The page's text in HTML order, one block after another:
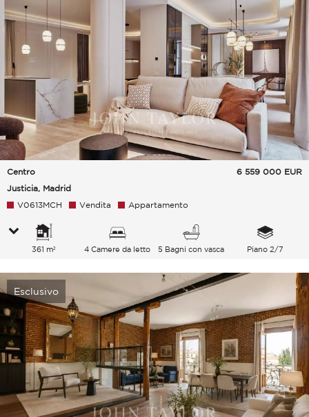
Centro
Justicia, Madrid
6 559 000 EUR
V0613MCH Vendita Appartamento
361 m² 4 Camere da letto 5 Bagni con vasca Piano 2/7
Esclusivo